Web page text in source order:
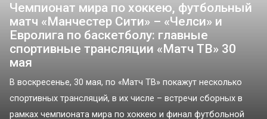
Чемпионат мира по хоккею, футбольный
матч «Манчестер Сити» – «Челси» и
Евролига по баскетболу: главные
спортивные трансляции «Матч ТВ» 30
мая
В воскресенье, 30 мая, по «Матч ТВ» покажут несколько
спортивных трансляций, в их числе – встречи сборных в
рамках чемпионата мира по хоккею и финал футбольной